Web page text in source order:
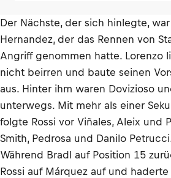
Der Nächste, der sich hinlegte,
Hernandez, der das Rennen von
Angriff genommen hatte. Lorenzo
nicht beirren und baute seinen
aus. Hinter ihm waren Dovizioso
unterwegs. Mit mehr als einer
folgte Rossi vor Viñales, Aleix und
Smith, Pedrosa und Danilo
Während Bradl auf Position 15
Rossi auf Márquez auf und